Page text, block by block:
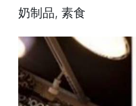
奶制品, 素食